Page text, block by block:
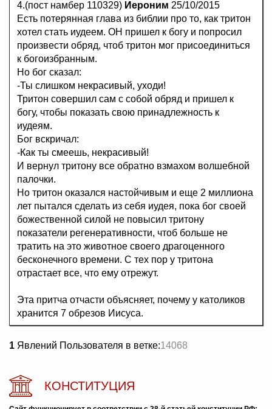
4.(пост намбер 110329) Иероним 25/10/2015
Есть потерянная глава из библии про то, как тритон
хотел стать иудеем. ОН пришел к богу и попросил
произвести обряд, чтоб тритон мог присоединиться
к богоизбранным.
Но бог сказал:
-Ты слишком некрасивый, уходи!
Тритон совершил сам с собой обряд и пришел к
богу, чтобы показать свою принадлежность к
иудеям.
Бог вскричал:
-Как ты смеешь, некрасивый!
И вернул тритону все обратно взмахом волшебной
палочки.
Но тритон оказался настойчивым и еще 2 миллиона
лет пытался сделать из себя иудея, пока бог своей
божественной силой не повысил тритону
показатели регенеративности, чтоб больше не
тратить на это животное своего драгоценного
бесконечного времени. С тех пор у тритона
отрастает все, что ему отрежут.
Эта притча отчасти объясняет, почему у католиков
хранится 7 обрезов Иисуса.
1 Явлений Пользователя в ветке:14068
КОНСТИТУЦИЯ